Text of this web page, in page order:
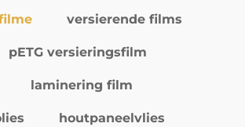
versierende films
pETG versieringsfilm
laminering film
houtpaneelvlies